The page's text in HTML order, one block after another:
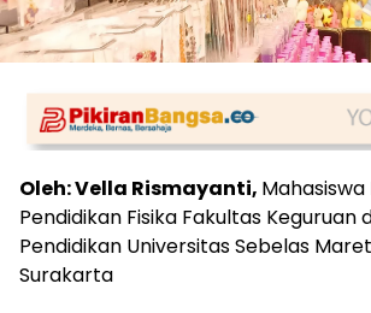
Oleh: Vella Rismayanti, Mahasiswa
Pendidikan Fisika Fakultas Keguruan
Pendidikan Universitas Sebelas
Surakarta